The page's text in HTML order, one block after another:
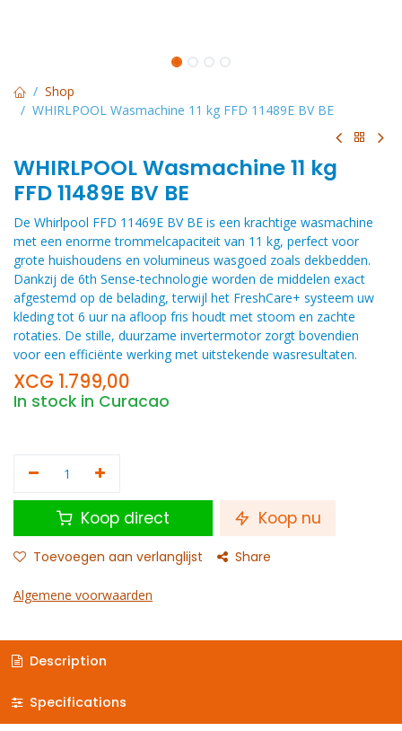
Shop
WHIRLPOOL Wasmachine 11 kg FFD 11489E BV BE
WHIRLPOOL Wasmachine 11 kg
FFD 11489E BV BE
De Whirlpool FFD 11469E BV BE is een krachtige wasmachine
met een enorme trommelcapaciteit van 11 kg, perfect voor
grote huishoudens en volumineus wasgoed zoals dekbedden.
Dankzij de 6th Sense-technologie worden de middelen exact
afgestemd op de belading, terwijl het FreshCare+ systeem uw
kleding tot 6 uur na afloop fris houdt met stoom en zachte
rotaties. De stille, duurzame invertermotor zorgt bovendien
voor een efficiënte werking met uitstekende wasresultaten.
XCG 1.799,00
In stock in Curacao
Koop direct Koop nu
Toevoegen aan verlanglijst Share
Algemene voorwaarden
Description
Specifications